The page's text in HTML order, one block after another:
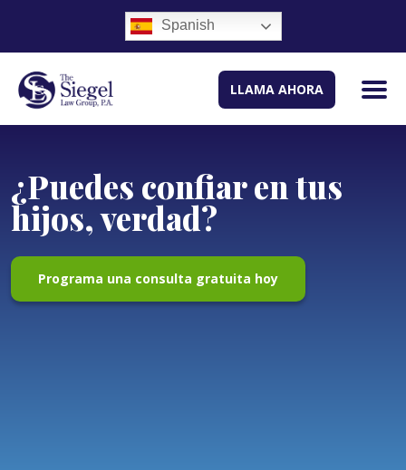
Spanish
LLAMA AHORA
¿Puedes confiar en tus
hijos, verdad?
Programa una consulta gratuita hoy